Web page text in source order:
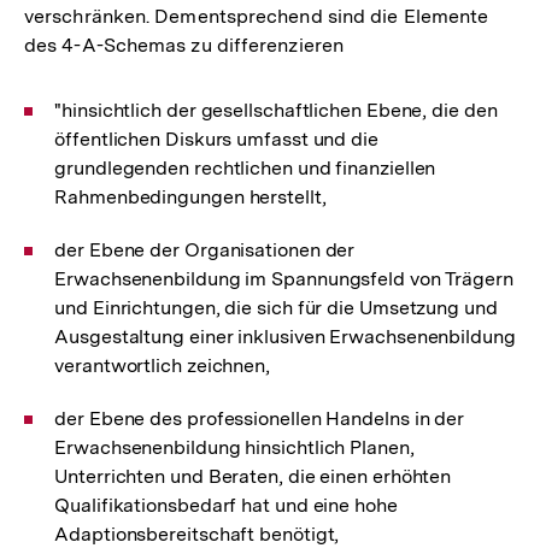
verschränken. Dementsprechend sind die Elemente
des 4-A-Schemas zu differenzieren
"hinsichtlich der gesellschaftlichen Ebene, die den
öffentlichen Diskurs umfasst und die
grundlegenden rechtlichen und finanziellen
Rahmenbedingungen herstellt,
der Ebene der Organisationen der
Erwachsenenbildung im Spannungsfeld von Trägern
und Einrichtungen, die sich für die Umsetzung und
Ausgestaltung einer inklusiven Erwachsenenbildung
verantwortlich zeichnen,
der Ebene des professionellen Handelns in der
Erwachsenenbildung hinsichtlich Planen,
Unterrichten und Beraten, die einen erhöhten
Qualifikationsbedarf hat und eine hohe
Adaptionsbereitschaft benötigt,